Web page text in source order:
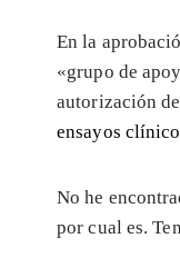
En la
«grupo de
autorización
ensayos
No he
por cual es.